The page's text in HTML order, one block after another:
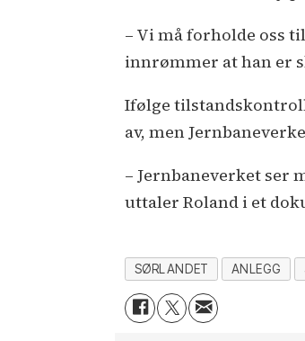
– Vi må forholde oss
innrømmer at han er
Ifølge
av, men
– Jernbaneverket ser
uttaler Roland i et
SØRLANDET ANLEGG